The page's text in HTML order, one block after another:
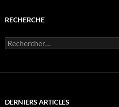
RECHERCHE
Rechercher :
DERNIERS ARTICLES